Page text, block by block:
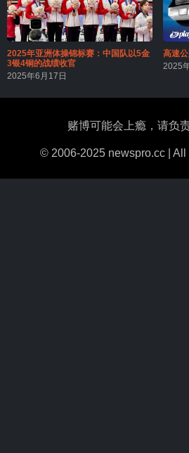
2025年亚洲体操锦标赛：中国队以5金
3银4铜的战绩收官
2025年6月17日
高速
2025
赌博可能会上瘾，请负
© 2006-2025 newspro.cc |